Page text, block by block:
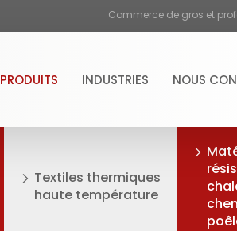
Commerce de gros et
PRODUITS INDUSTRIES NOUS
Textiles thermiques
haute température